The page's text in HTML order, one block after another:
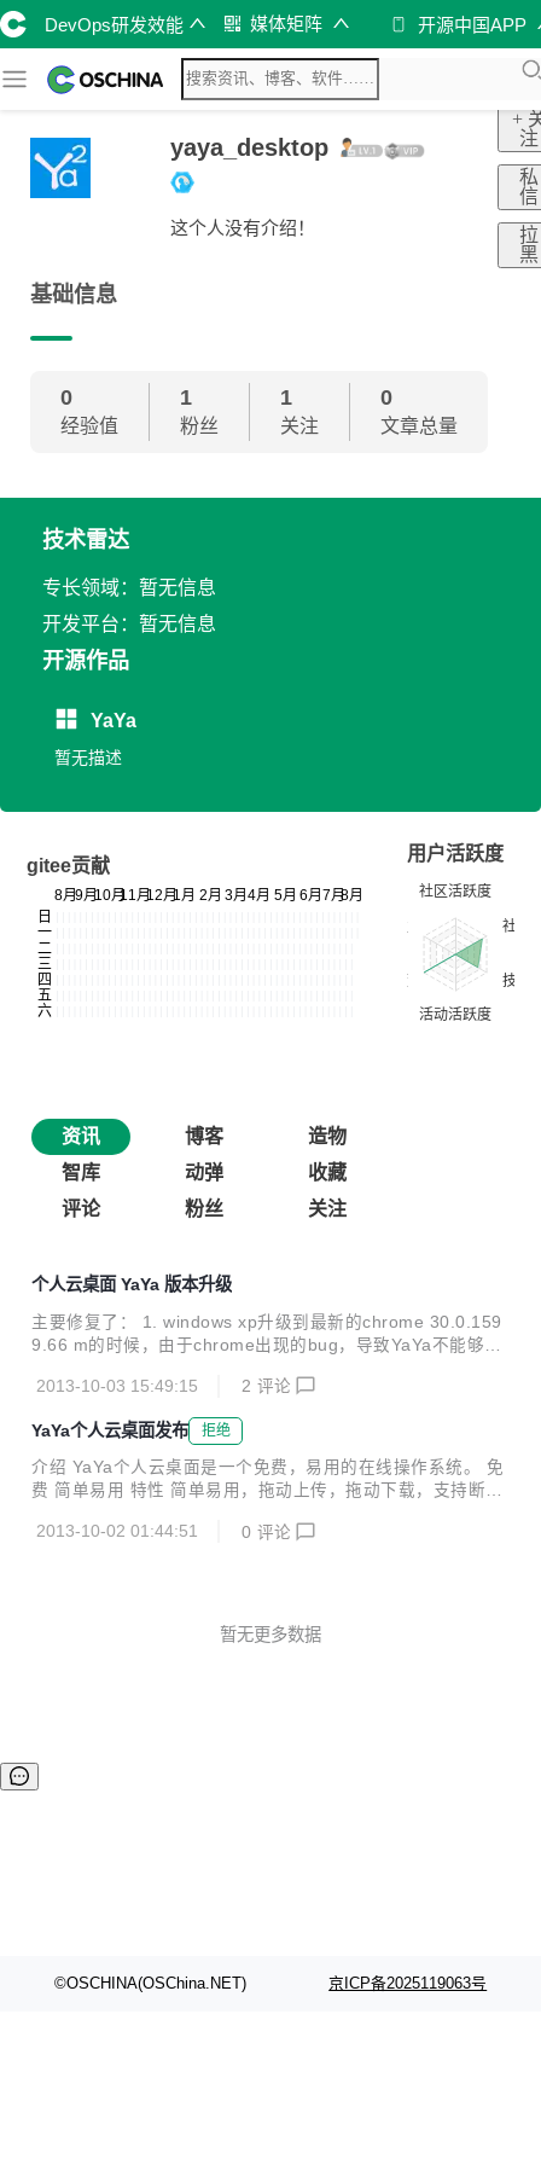
DevOps研发效能 媒体矩阵 开源中国APP
yaya_desktop
这个人没有介绍！
+
注
私
信
拉
黑
基础信息
0
经验值
1
粉丝
1
关注
0
文章总量
技术雷达
专长领域：暂无信息
开发平台：暂无信息
开源作品
YaYa
暂无描述
gitee贡献
用户活跃度
资讯 博客
造物
智库
动弹
收藏
评论
粉丝 关注
个人云桌面 YaYa 版本升级
主要修复了： 1. windows xp升级到最新的chrome 30.0.159
9.66 m的时候，由于chrome出现的bug，导致YaYa不能够正
2013-10-03 15:49:15
2 评论
YaYa个人云桌面发布 拒绝
介绍 YaYa个人云桌面是一个免费，易用的在线操作系统。 免
费 简单易用 特性 简单易用，拖动上传，拖动下载，支持断点
地文件 安装应用 使用场景 家庭的文件服务器 个人的网盘 管
2013-10-02 01:44:51 0 评论
暂无更多数据
©OSCHINA(OSChina.NET) 京ICP备2025119063号